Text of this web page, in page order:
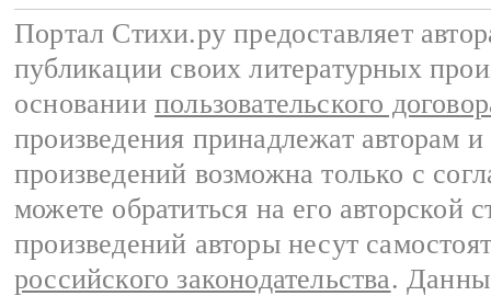
Портал Стихи.ру предоставляет
публикации своих литературных
основании пользовательского
произведения принадлежат авторам
произведений возможна только с
можете обратиться на его авторской
произведений авторы несут
российского законодательства.